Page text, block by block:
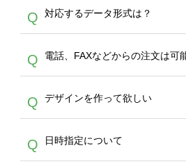
A
生産にて承っておりま
デザインの作成から決
30枚以上やシルク印刷
は、サポートが担当する
やタンブラーコンシェル
作する数量が多ければ
サービスよりも低価格
す。
Q 対応するデータ形式は？
A
ドできるデータ形式は
PDF 形式になります。
写真などもアップロー
い画像はエラーになり
らの直接入稿には対応
し、デザインツールか
Q 電話、FAXなどからの注文は可
A
文のみ受け付けており
作をお考えの方は、サ
スをご利用頂ければ、
Q デザインを作って欲しい
A
を作って欲しい。など
30個以上であれば、サ
Q 日時指定について